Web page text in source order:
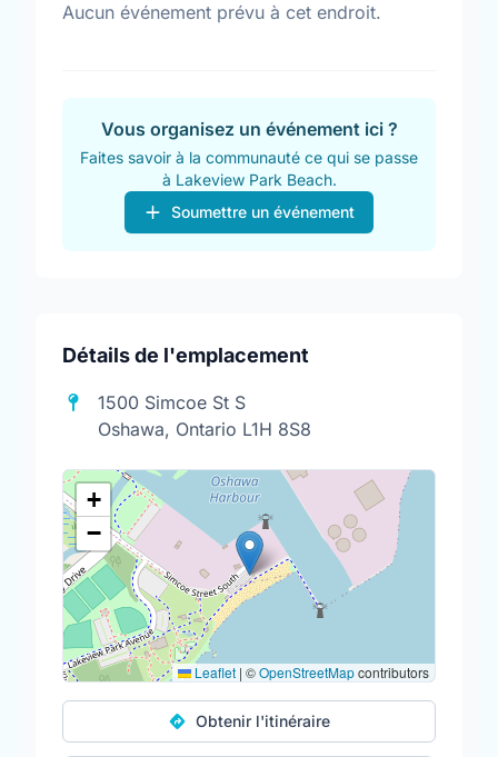
Aucun événement prévu à cet endroit.
Vous organisez un événement ici ?
Faites savoir à la communauté ce qui se passe
à Lakeview Park Beach.
Soumettre un événement
Détails de l'emplacement
1500 Simcoe St S
Oshawa, Ontario L1H 8S8
+
−
Leaflet | ©OpenStreetMapcontributors
Obtenir l'itinéraire